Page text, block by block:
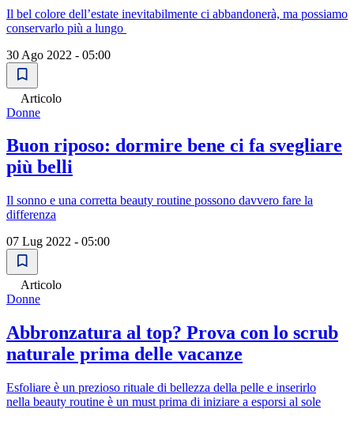
Il bel colore dell’estate inevitabilmente ci abbandonerà, ma possiamo
conservarlo più a lungo
30 Ago 2022 - 05:00
Articolo
Donne
Buon riposo: dormire bene ci fa svegliare
più belli
Il sonno e una corretta beauty routine possono davvero fare la
differenza
07 Lug 2022 - 05:00
Articolo
Donne
Abbronzatura al top? Prova con lo scrub
naturale prima delle vacanze
Esfoliare è un prezioso rituale di bellezza della pelle e inserirlo
nella beauty routine è un must prima di iniziare a esporsi al sole